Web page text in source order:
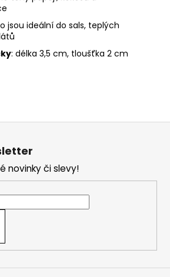
jsou ideální do sals, teplých
: délka 3,5 cm, tloušťka 2 cm
novinky či slevy!